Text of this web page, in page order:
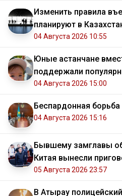
Изменить правила
планируют в
04 Августа 2026 10:55
Юные астанчане
поддержали
04 Августа 2026 15:00
Беспардонная
04 Августа 2026 15:16
Бывшему замглавы
Китая вынесли
05 Августа 2026 23:57
В Атырау